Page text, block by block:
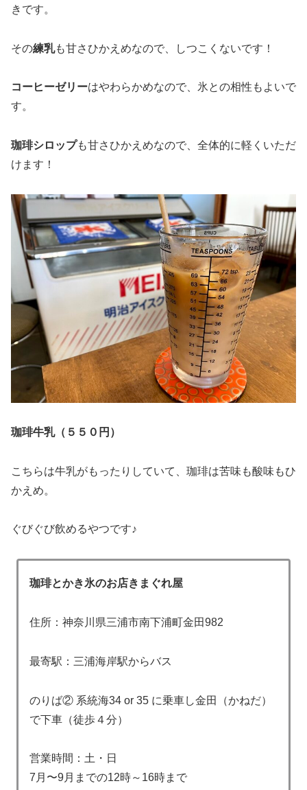
きです。
その練乳も甘さひかえめなので、しつこくないです！
コーヒーゼリーはやわらかめなので、氷との相性もよいで
す。
珈琲シロップも甘さひかえめなので、全体的に軽くいただ
けます！
珈琲牛乳（５５０円）
こちらは牛乳がもったりしていて、珈琲は苦味も酸味もひ
かえめ。
ぐびぐび飲めるやつです♪
珈琲とかき氷のお店きまぐれ屋
住所：神奈川県三浦市南下浦町金田982
最寄駅：三浦海岸駅からバス
のりば② 系統海34 or 35 に乗車し金田（かねだ）
で下車（徒歩４分）
営業時間：土・日
7月〜9月までの12時～16時まで